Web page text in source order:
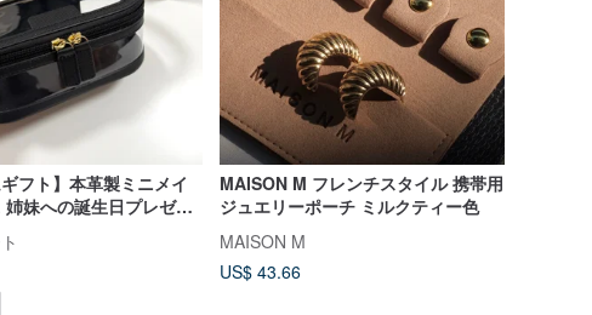
ギフト】本革製ミニメイ
姉妹への誕生日プレゼン
卒業祝い、パーソナルオ
MAISON M フレンチスタイル 携帯用
ジュエリーポーチ ミルクティー色
MAISON M
US$ 43.66